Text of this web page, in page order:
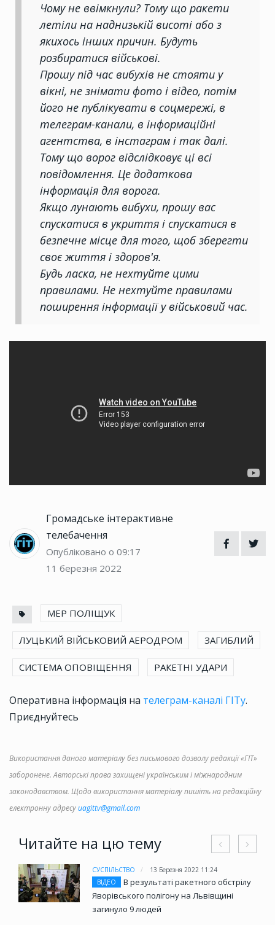
Чому не ввімкнули? Тому що ракети
летіли на наднизькій висоті або з
якихось інших причин. Будуть
розбиратися військові.
Прошу під час вибухів не стояти у
вікні, не знімати фото і відео, потім
його не публікувати в соцмережі, в
телеграм-канали, в інформаційні
агентства, в інстаграм і так далі.
Тому що ворог відслідковує ці всі
повідомлення. Це додаткова
інформація для ворога.
Якщо лунають вибухи, прошу вас
спускатися в укриття і спускатися в
безпечне місце для того, щоб зберегти
своє життя і здоров'я.
Будь ласка, не нехтуйте цими
правилами. Не нехтуйте правилами
поширення інформації у військовий час.
Громадське інтерактивне
телебачення
Опубліковано о 09:17
11 березня 2022
МЕР ПОЛІЩУК
ЛУЦЬКИЙ ВІЙСЬКОВИЙ АЕРОДРОМ ЗАГИБЛИЙ
СИСТЕМА ОПОВІЩЕННЯ РАКЕТНІ УДАРИ
Оперативна інформація на телеграм-каналі ГІТу.
Приєднуйтесь
Використання даного матеріалу без письмового дозволу редакції «ГІТ»
заборонене. Авторські права захищені українським і міжнародним
законодавством. Щодо використання матеріалу пишіть на редакційну
електронну адресуuagittv@gmail.com
Читайте на цю тему
СУСПІЛЬСТВО
13 Березня 2022 11:24
ВІДЕО
В результаті ракетного обстрілу
Яворівського полігону на Львівщині
загинуло 9 людей